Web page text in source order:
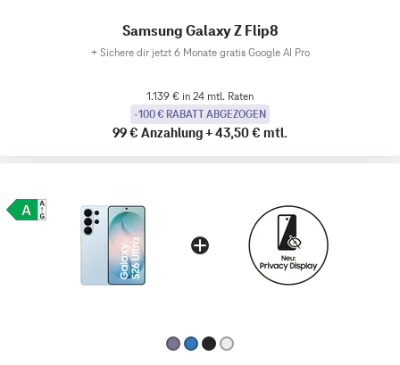
Samsung Galaxy Z Flip8
+ Sichere dir jetzt 6 Monate gratis Google AI Pro
1.139 € in 24 mtl. Raten
-100 € RABATT ABGEZOGEN
99 € Anzahlung+43,50 € mtl.